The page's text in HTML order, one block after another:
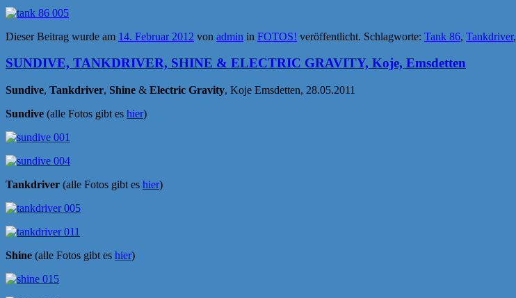
Dieser Beitrag wurde am 14. Februar 2012 von admin in FOTOS! veröffentlicht. Schlagworte: Tank 86, Tankdriver,
SUNDIVE, TANKDRIVER, SHINE & ELECTRIC GRAVITY, Koje, Emsdetten
Sundive, Tankdriver, Shine & Electric Gravity, Koje Emsdetten, 28.05.2011
Sundive (alle Fotos gibt es hier)
Tankdriver (alle Fotos gibt es hier)
Shine (alle Fotos gibt es hier)